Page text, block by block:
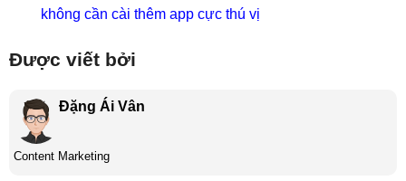
không cần cài thêm app cực thú vị
Được viết bởi
Đặng Ái Vân
Content Marketing